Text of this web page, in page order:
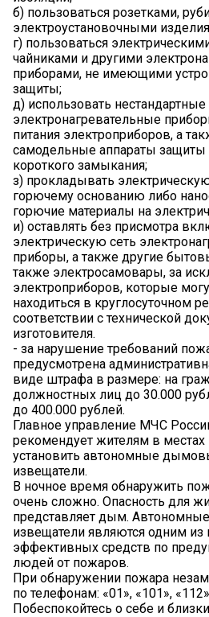
б) пользоваться розетками,
электроустановочными
г) пользоваться
чайниками и другими
приборами, не имеющими
защиты;
д) использовать
электронагревательные
питания электроприборов, а
самодельные аппараты защиты
короткого замыкания;
з) прокладывать
горючему основанию либо
горючие материалы на
и) оставлять без присмотра
электрическую сеть
приборы, а также другие
также электросамовары, за
электроприборов, которые
находиться в круглосуточном
соответствии с технической
изготовителя.
- за нарушение требований
предусмотрена
виде штрафа в размере: на
должностных лиц до 30.000
до 400.000 рублей.
Главное управление МЧС
рекомендует жителям в
установить автономные
извещатели.
В ночное время обнаружить
очень сложно. Опасность для
представляет дым.
извещатели являются одним из
эффективных средств по
людей от пожаров.
При обнаружении пожара
по телефонам: «01», «101»,
Побеспокойтесь о себе и